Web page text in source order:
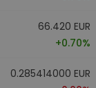
66.420 EUR
+0.70%
0.285414000 EUR